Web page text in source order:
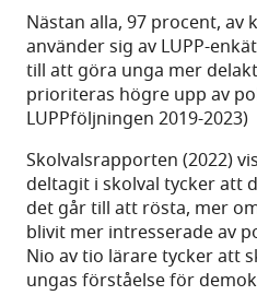
Nästan alla, 97 procent, av
använder sig av LUPP-
till att göra unga mer
prioriteras högre upp av
LUPPföljningen 2019-2023)
Skolvalsrapporten (2022)
deltagit i skolval tycker att
det går till att rösta, mer
blivit mer intresserade av
Nio av tio lärare tycker att
ungas förståelse för